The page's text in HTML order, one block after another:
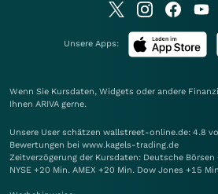
Unsere Apps:
Wenn Sie Kursdaten, Widgets oder andere
Ihnen ARIVA gerne.
Unsere User schätzen wallstreet-online.de: 4.8
Bewertungen bei www.kagels-trading.de
Zeitverzögerung der Kursdaten: Deutsche Börsen
NYSE +20 Min. AMEX +20 Min. Dow Jones +15